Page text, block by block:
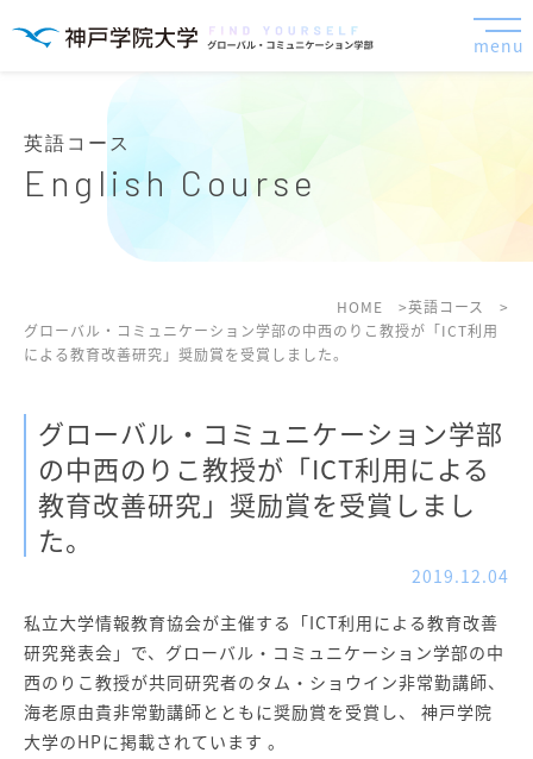
menu
English Course
英語コース
HOME
英語コース
グローバル・コミュニケーション学部の中西のりこ教授が「ICT利用
による教育改善研究」奨励賞を受賞しました。
グローバル・コミュニケーション学部
の中西のりこ教授が「ICT利用による
教育改善研究」奨励賞を受賞しまし
た。
2019.12.04
私立大学情報教育協会が主催する「ICT利用による教育改善
研究発表会」で、グローバル・コミュニケーション学部の中
西のりこ教授が共同研究者のタム・ショウイン非常勤講師、
海老原由貴非常勤講師とともに奨励賞を受賞し、 神戸学院
大学のHPに掲載されています 。